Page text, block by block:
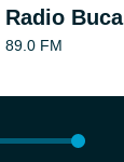
Radio Buca
89.0 FM